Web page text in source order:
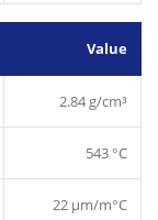
Value
2.84 g/cm³
543 °C
22 µm/m°C